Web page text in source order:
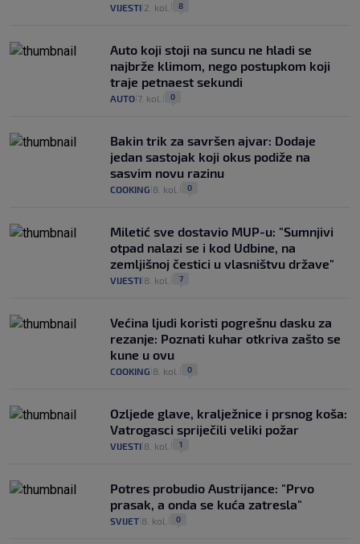
VIJESTI 2. kol. 8
Auto koji stoji na suncu ne hladi se
najbrže klimom, nego postupkom koji
traje petnaest sekundi
AUTO 7. kol. 0
Bakin trik za savršen ajvar: Dodaje
jedan sastojak koji okus podiže na
sasvim novu razinu
COOKING 8. kol. 0
Miletić sve dostavio MUP-u: "Sumnjivi
otpad nalazi se i kod Udbine, na
zemljišnoj čestici u vlasništvu države"
VIJESTI 8. kol. 7
Većina ljudi koristi pogrešnu dasku za
rezanje: Poznati kuhar otkriva zašto se
kune u ovu
COOKING 8. kol. 0
Ozljede glave, kralježnice i prsnog koša:
Vatrogasci spriječili veliki požar
VIJESTI 8. kol. 1
Potres probudio Austrijance: "Prvo
prasak, a onda se kuća zatresla"
SVIJET 8. kol. 0